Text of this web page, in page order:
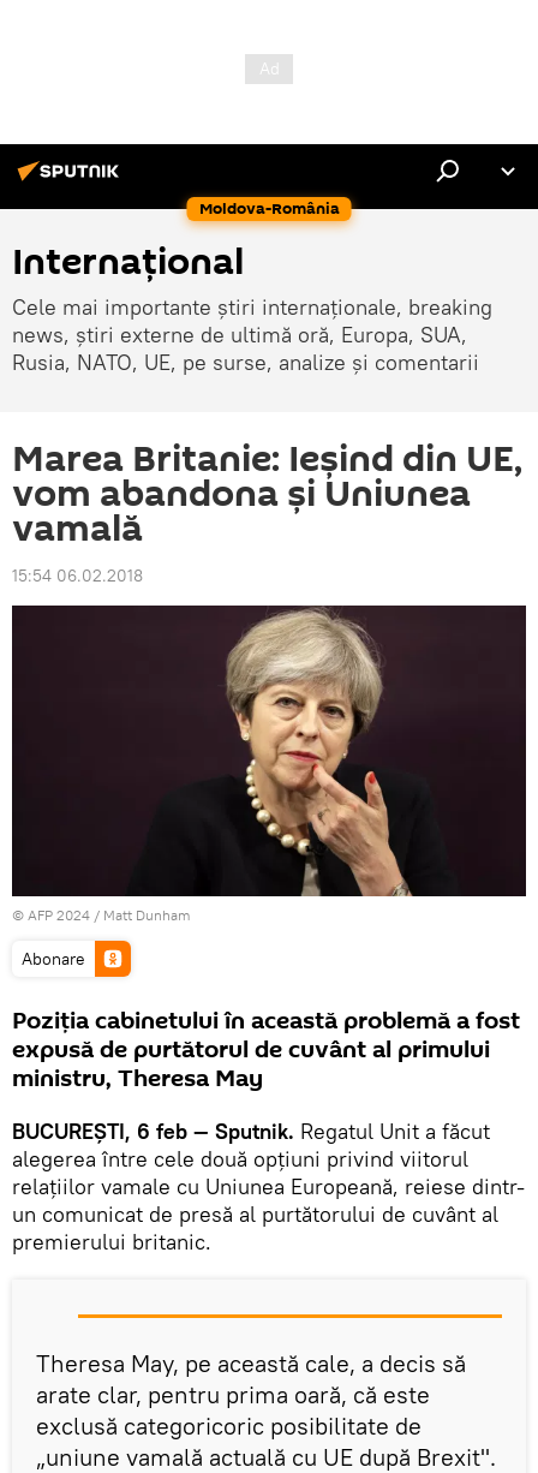
Moldova-România
Internaţional
Cele mai importante știri internaționale, breaking
news, știri externe de ultimă oră, Europa, SUA,
Rusia, NATO, UE, pe surse, analize și comentarii
Marea Britanie: Ieșind din UE,
vom abandona și Uniunea
vamală
15:54 06.02.2018
© AFP 2024 / Matt Dunham
Abonare
Poziția cabinetului în această problemă a fost
expusă de purtătorul de cuvânt al primului
ministru, Theresa May
BUCUREȘTI, 6 feb — Sputnik. Regatul Unit a făcut
alegerea între cele două opțiuni privind viitorul
relațiilor vamale cu Uniunea Europeană, reiese dintr-
un comunicat de presă al purtătorului de cuvânt al
premierului britanic.
Theresa May, pe această cale, a decis să
arate clar, pentru prima oară, că este
exclusă categoricoric posibilitate de
„uniune vamală actuală cu UE după Brexit".